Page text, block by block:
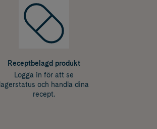
Receptbelagd produkt
Logga in för att se
lagerstatus och handla dina
recept.